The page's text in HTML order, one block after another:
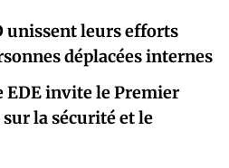
unissent leurs efforts
déplacées internes
invite le Premier
la sécurité et le